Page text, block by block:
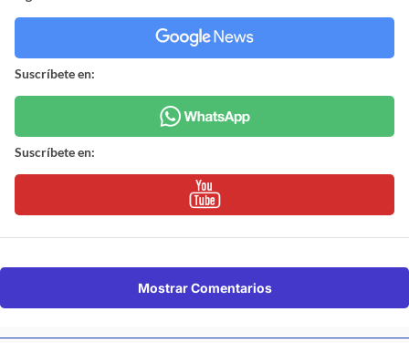
Suscríbete en:
Suscríbete en:
Mostrar Comentarios